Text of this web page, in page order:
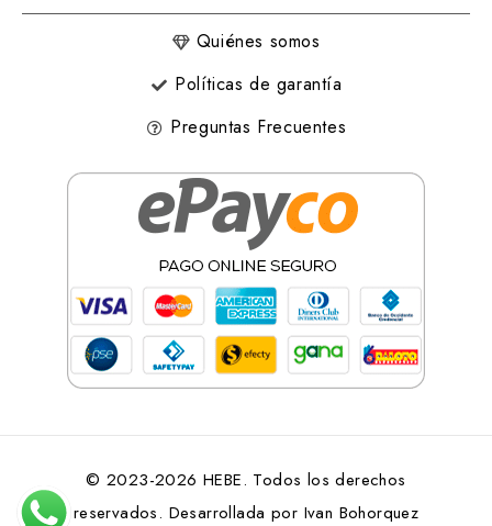
Quiénes somos
Políticas de garantía
Preguntas Frecuentes
© 2023-2026 HEBE. Todos los derechos
reservados. Desarrollada por Ivan Bohorquez